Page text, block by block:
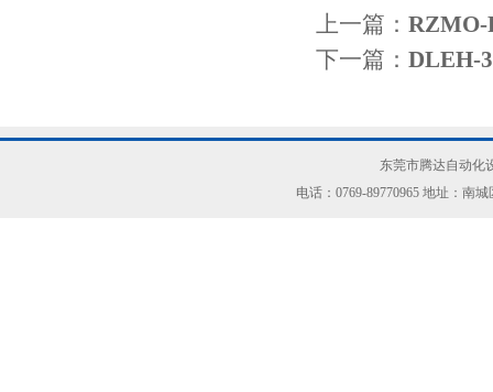
上一篇： RZMO-
下一篇： DLEH-
东莞市腾达自动化
电话：0769-89770965 地址：南